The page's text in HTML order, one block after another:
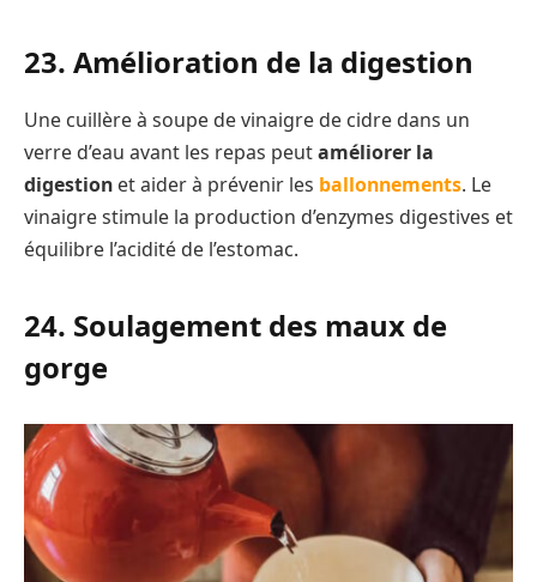
23. Amélioration de la digestion
Une cuillère à soupe de vinaigre de cidre dans un
verre d’eau avant les repas peutaméliorer la
digestion et aider à prévenir les ballonnements. Le
vinaigre stimule la production d’enzymes digestives et
équilibre l’acidité de l’estomac.
24. Soulagement des maux de
gorge